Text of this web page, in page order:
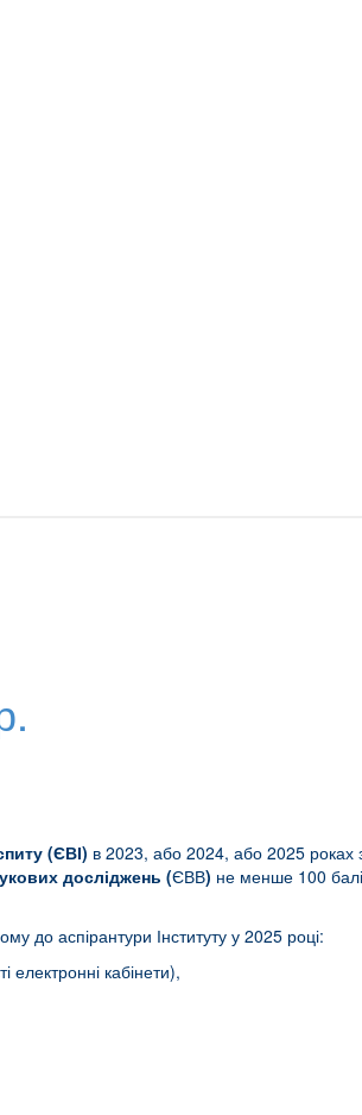
(ЄВІ) в 2023, або 2024, або 2025 роках
досліджень (ЄВВ) не менше 100
до аспірантури Інституту у 2025 році:
електронні кабінети),